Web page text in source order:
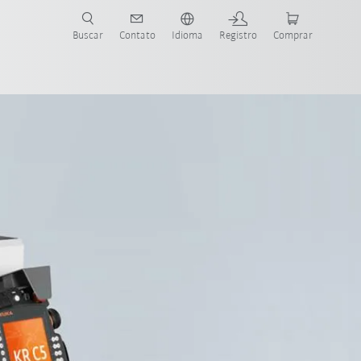
Buscar Contato Idioma Registro Comprar